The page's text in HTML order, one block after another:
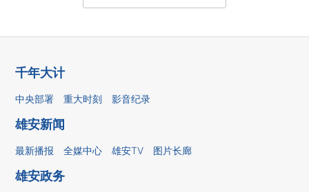
千年大计
中央部署 重大时刻 影音纪录
雄安新闻
最新播报 全媒中心 雄安TV 图片长廊
雄安政务